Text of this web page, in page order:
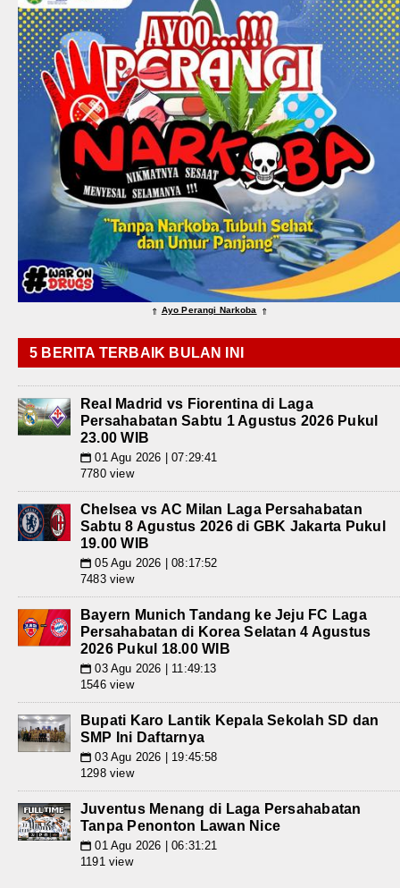
⇑ Ayo Perangi Narkoba ⇑
5 BERITA TERBAIK BULAN INI
Real Madrid vs Fiorentina di Laga
Persahabatan Sabtu 1 Agustus 2026 Pukul
23.00 WIB
📅 01 Agu 2026 | 07:29:41
7780 view
Chelsea vs AC Milan Laga Persahabatan
Sabtu 8 Agustus 2026 di GBK Jakarta Pukul
19.00 WIB
📅 05 Agu 2026 | 08:17:52
7483 view
Bayern Munich Tandang ke Jeju FC Laga
Persahabatan di Korea Selatan 4 Agustus
2026 Pukul 18.00 WIB
📅 03 Agu 2026 | 11:49:13
1546 view
Bupati Karo Lantik Kepala Sekolah SD dan
SMP Ini Daftarnya
📅 03 Agu 2026 | 19:45:58
1298 view
Juventus Menang di Laga Persahabatan
Tanpa Penonton Lawan Nice
📅 01 Agu 2026 | 06:31:21
1191 view